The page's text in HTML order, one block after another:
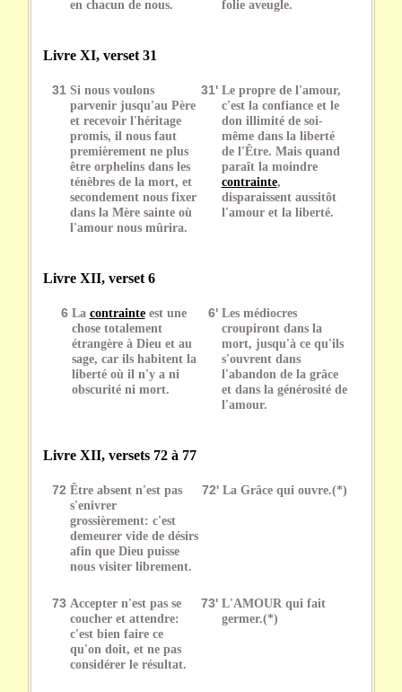
en chacun de nous. folie aveugle.
Livre XI, verset 31
31 Si nous voulons
parvenir jusqu'au Père
et recevoir l'héritage
promis, il nous faut
premièrement ne plus
être orphelins dans les
ténèbres de la mort, et
secondement nous fixer
dans la Mère sainte où
l'amour nous mûrira.
31' Le propre de l'amour,
c'est la confiance et le
don illimité de soi-
même dans la liberté
de l'Être. Mais quand
paraît la moindre
contrainte,
disparaissent aussitôt
l'amour et la liberté.
Livre XII, verset 6
6 La contrainteest une
chose totalement
étrangère à Dieu et au
sage, car ils habitent la
liberté où il n'y a ni
obscurité ni mort.
6' Les médiocres
croupiront dans la
mort, jusqu'à ce qu'ils
s'ouvrent dans
l'abandon de la grâce
et dans la générosité de
l'amour.
Livre XII, versets 72 à 77
72 Être absent n'est pas
s'enivrer
grossièrement: c'est
demeurer vide de désirs
afin que Dieu puisse
nous visiter librement.
72' La Grâce qui ouvre.(*)
73 Accepter n'est pas se
coucher et attendre:
c'est bien faire ce
qu'on doit, et ne pas
considérer le résultat.
73' L'AMOUR qui fait
germer.(*)